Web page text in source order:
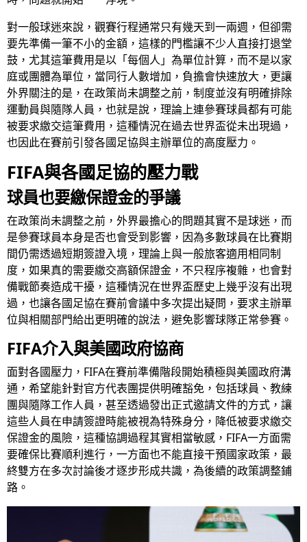
對一般球迷來說，觀賽行程通常只有幾天到一兩週，但卻需
要先準備一筆不小的金額，這樣的門檻讓不少人直接打退堂
鼓，尤其這筆費用是以「每個人」為單位計算，而不是以家
庭或團體為單位，當同行人數增加，負擔會快速放大，更讓
外界關注的是，在政策尚未調整之前，制度並沒有明確排除
運動員與隨隊人員，也就是說，理論上連參賽球員都有可能
被要求繳交這筆費用，這種情況在過去世界盃從未出現過，
也因此在賽前引發各國足協與主辦單位的高度壓力。
FIFA與各國足協的壓力戰
球員也要繳保證金的爭議
在政策尚未調整之前，外界最擔心的問題其實不是球迷，而
是參賽球員本身是否也會受到影響，因為多數球員在比賽期
間仍需透過短期簽證入境，理論上與一般旅客適用相同制
度，如果真的需要繳交高額保證金，不只程序複雜，也會對
備戰節奏造成干擾，這種情況在世界盃歷史上幾乎沒有出現
過，也讓各國足協在賽前會議中多次提出疑問，要求主辦單
位與相關部門給出更明確的說法，避免影響球隊正常參賽。
FIFA介入與美國政府協商
面對各國壓力，FIFA在賽前準備階段開始積極與美國政府溝
通，希望能針對官方代表團提供明確豁免，包括球員、教練
團與隨隊工作人員，甚至透過發出正式邀請文件的方式，讓
這些人員在申請簽證時能被視為特殊身分，降低被要求繳交
保證金的風險，這種協調過程其實相當敏感，FIFA一方面需
要確保比賽順利進行，一方面也不能直接干預國家政策，最
終雙方在多次討論後才逐步形成共識，為後續的政策調整鋪
路。